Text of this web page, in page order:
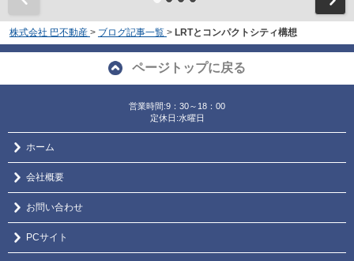
株式会社 巴不動産 > ブログ記事一覧 > LRTとコンパクトシティ構想
ページトップに戻る
営業時間:9：30～18：00
定休日:水曜日
ホーム
会社概要
お問い合わせ
PCサイト